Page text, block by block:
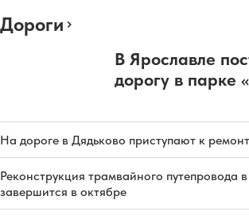
Дороги
В Ярославле
дорогу в парке
На дороге в Дядьково приступают к
Реконструкция трамвайного путепровода
завершится в октябре